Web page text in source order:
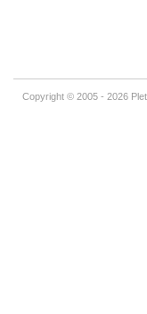
Copyright © 2005 - 2026